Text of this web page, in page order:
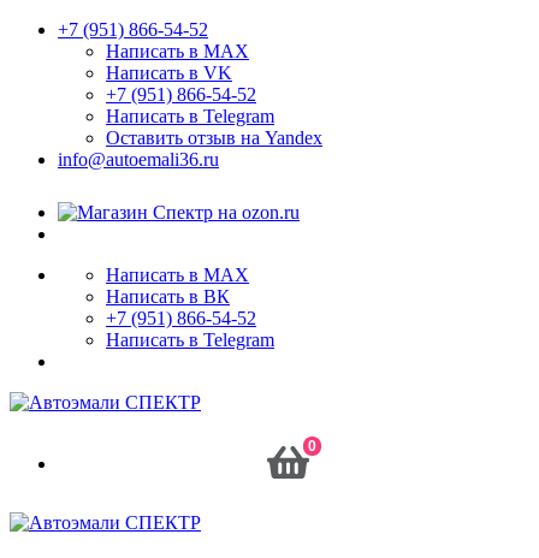
+7 (951) 866-54-52
Написать в MAX
Написать в VK
+7 (951) 866-54-52
Написать в Telegram
Оставить отзыв на Yandex
info@autoemali36.ru
Написать в MAX
Написать в ВК
+7 (951) 866-54-52
Написать в Telegram
0